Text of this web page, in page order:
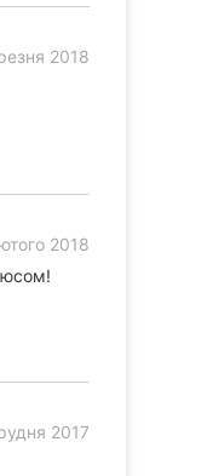
2018
2018
2017